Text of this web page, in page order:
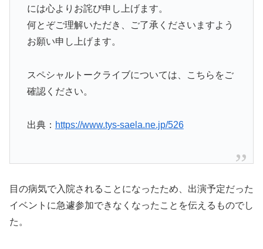
には心よりお詫び申し上げます。
何とぞご理解いただき、ご了承くださいますよう
お願い申し上げます。
スペシャルトークライブについては、こちらをご
確認ください。
出典： https://www.tys-saela.ne.jp/526
目の病気で入院されることになったため、出演予定だった
イベントに急遽参加できなくなったことを伝えるものでし
た。